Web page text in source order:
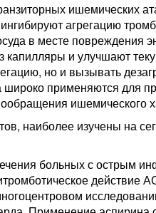
ишемических
агрегацию
в месте повреждения
и улучшают
но и вызывать
широко применяются для
ишемического
наиболее изучены на
больных с острым
действие